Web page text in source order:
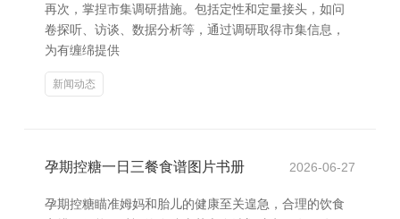
再次，掌捏市集调研措施。包括定性和定量接头，如问
卷探听、访谈、数据分析等，通过调研取得市集信息，
为有缠绵提供
新闻动态
孕期控糖一日三餐食谱图片书册 2026-06-27
孕期控糖瞄准姆妈和胎儿的健康至关遑急，合理的饮食